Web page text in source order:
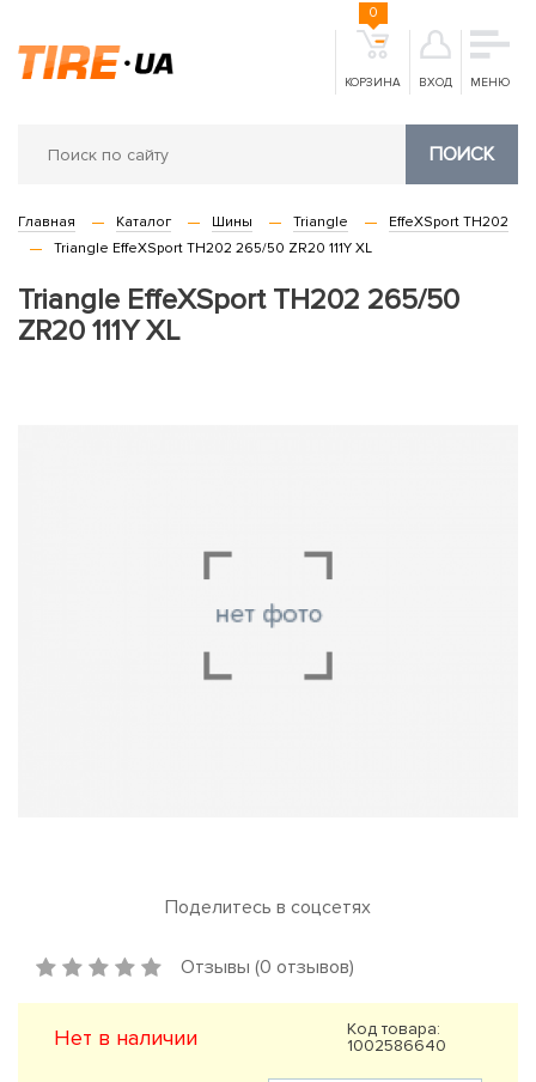
КОРЗИНА
0
ВХОД МЕНЮ
ПОИСК
Главная Каталог Шины Triangle
EffeXSport TH202
Triangle EffeXSport TH202 265/50 ZR20 111Y XL
Triangle EffeXSport TH202 265/50
ZR20 111Y XL
Поделитесь в соцсетях
Отзывы (0 отзывов)
Нет в наличии
Код товара:
1002586640